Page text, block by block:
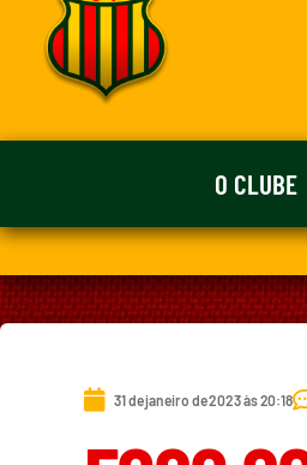
O CLUBE
31 de janeiro de 2023 às 20:18